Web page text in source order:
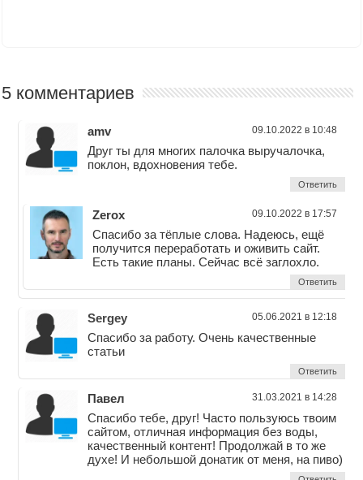
5 комментариев
amv 09.10.2022 в 10:48
Друг ты для многих палочка выручалочка,
поклон, вдохновения тебе.
Ответить
Zerox 09.10.2022 в 17:57
Спасибо за тёплые слова. Надеюсь, ещё
получится переработать и оживить сайт.
Есть такие планы. Сейчас всё заглохло.
Ответить
Sergey 05.06.2021 в 12:18
Спасибо за работу. Очень качественные
статьи
Ответить
Павел 31.03.2021 в 14:28
Спасибо тебе, друг! Часто пользуюсь твоим
сайтом, отличная информация без воды,
качественный контент! Продолжай в то же
духе! И небольшой донатик от меня, на пиво)